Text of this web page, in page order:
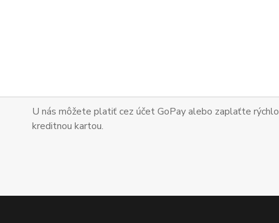
U nás môžete platiť cez účet GoPay alebo zaplaťte rýchlo
kreditnou kartou.